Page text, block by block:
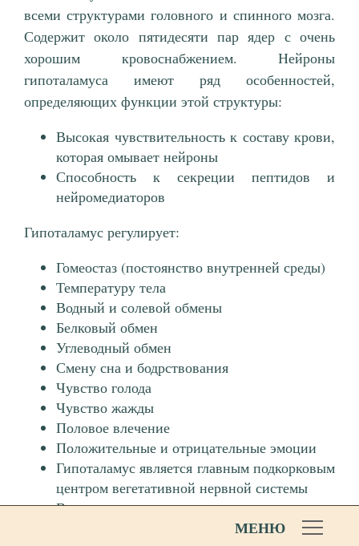
всеми структурами головного и спинного мозга.
Содержит около пятидесяти пар ядер с очень
хорошим кровоснабжением. Нейроны
гипоталамуса имеют ряд особенностей,
определяющих функции этой структуры:
Высокая чувствительность к составу крови,
которая омывает нейроны
Способность к секреции пептидов и
нейромедиаторов
Гипоталамус регулирует:
Гомеостаз (постоянство внутренней среды)
Температуру тела
Водный и солевой обмены
Белковый обмен
Углеводный обмен
Смену сна и бодрствования
Чувство голода
Чувство жажды
Половое влечение
Положительные и отрицательные эмоции
Гипоталамус является главным подкорковым
центром вегетативной нервной системы
Выделяет некоторые гормоны, которые
накапливаются в гипофизе (например,
МЕНЮ